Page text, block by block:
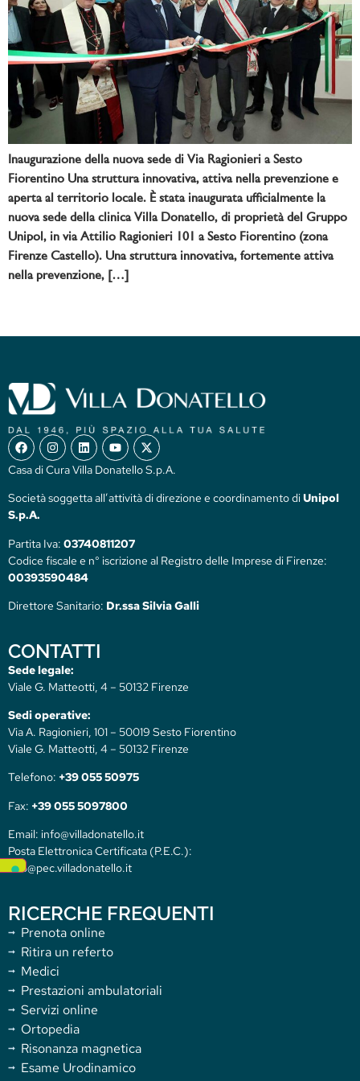
Inaugurazione della nuova sede di Via Ragionieri a Sesto
Fiorentino Una struttura innovativa, attiva nella prevenzione e
aperta al territorio locale. È stata inaugurata ufficialmente la
nuova sede della clinica Villa Donatello, di proprietà del Gruppo
Unipol, in via Attilio Ragionieri 101 a Sesto Fiorentino (zona
Firenze Castello). Una struttura innovativa, fortemente attiva
nella prevenzione, […]
Casa di Cura Villa Donatello S.p.A.
Società soggetta all’attività di direzione e coordinamento diUnipol
S.p.A.
Partita Iva: 03740811207
Codice fiscale e n° iscrizione al Registro delle Imprese di Firenze:
00393590484
Direttore Sanitario: Dr.ssa Silvia Galli
CONTATTI
Sede legale:
Viale G. Matteotti, 4 – 50132 Firenze
Sedi operative:
Via A. Ragionieri, 101 – 50019 Sesto Fiorentino
Viale G. Matteotti, 4 – 50132 Firenze
Telefono: +39 055 50975
Fax: +39 055 5097800
Email: info@villadonatello.it
Posta Elettronica Certificata (P.E.C.):
info@pec.villadonatello.it
RICERCHE FREQUENTI
Prenota online
Ritira un referto
Medici
Prestazioni ambulatoriali
Servizi online
Ortopedia
Risonanza magnetica
Esame Urodinamico